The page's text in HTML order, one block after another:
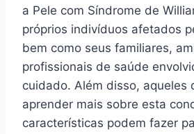
a Pele com Síndrome de
próprios indivíduos afetados
bem como seus familiares,
profissionais de saúde
cuidado. Além disso, aqueles
aprender mais sobre esta
características podem fazer